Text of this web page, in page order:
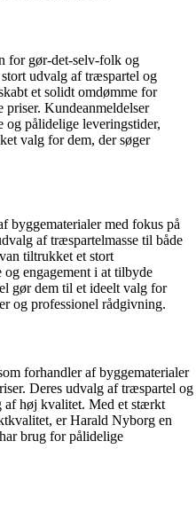
for gør-det-selv-folk og
udvalg af træspartel og
et solidt omdømme for
Kundeanmeldelser
pålidelige leveringstider,
valg for dem, der søger
byggematerialer med fokus på
af træspartelmasse til både
tiltrukket et stort
og engagement i at tilbyde
gør dem til et ideelt valg for
og professionel rådgivning.
forhandler af byggematerialer
Deres udvalg af træspartel og
af høj kvalitet. Med et stærkt
er Harald Nyborg en
brug for pålidelige